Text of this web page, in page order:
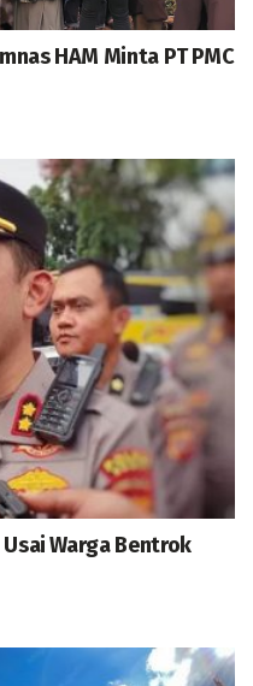
HAM Minta PT PMC
Warga Bentrok